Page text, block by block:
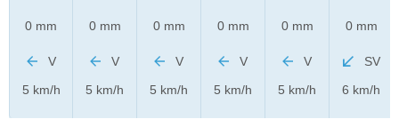
0 mm
V
5 km/h
0 mm
V
5 km/h
0 mm
V
5 km/h
0 mm
V
5 km/h
0 mm
V
5 km/h
0 mm
SV
6 km/h